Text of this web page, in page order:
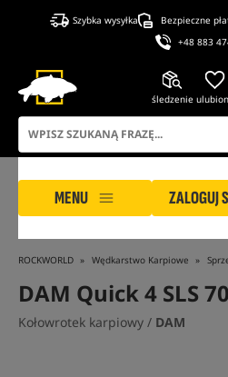
Szybka wysyłka Bezpieczne
+48 883
śledzenie
MENU ZALOGUJ
ROCKWORLD Wędkarstwo Karpiowe
DAM Quick 4 SLS
Kołowrotek karpiowy / DAM